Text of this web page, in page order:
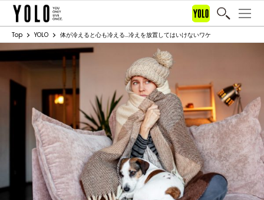
Top YOLO 体が冷えると心も冷える…冷えを放置してはいけないワケ